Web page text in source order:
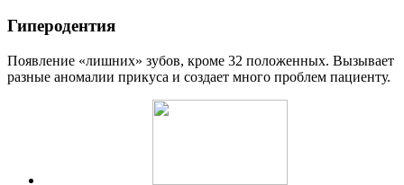
Гиперодентия
Появление «лишних» зубов, кроме 32 положенных. Вызывает
разные аномалии прикуса и создает много проблем пациенту.